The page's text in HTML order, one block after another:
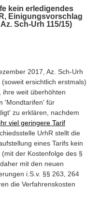
kein erledigendes
Einigungsvorschlag
Sch-Urh 115/15)
2017, Az. Sch-Urh
ersichtlich erstmals)
ihre weit überhöhten
'Mondtarifen' für
zu erklären, nachdem
viel geringere Tarif
UrhR stellt die
eines Tarifs kein
der Kostenfolge des §
mit den neuen
i.S.v. §§ 263, 264
die Verfahrenskosten